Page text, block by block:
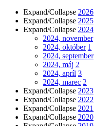
Expand/Collapse 2026
Expand/Collapse 2025
Expand/Collapse 2024
2024, november
2024, október 1
2024, september
2024, máj 2
2024, apríl 3
2024, marec 2
Expand/Collapse 2023
Expand/Collapse 2022
Expand/Collapse 2021
Expand/Collapse 2020